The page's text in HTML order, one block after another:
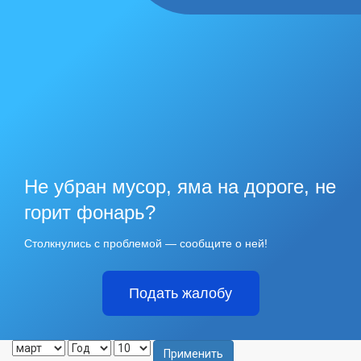
Не убран мусор, яма на дороге, не
горит фонарь?
Столкнулись с проблемой — сообщите о ней!
Подать жалобу
Применить